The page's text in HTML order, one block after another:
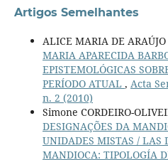
Artigos Semelhantes
ALICE MARIA DE ARAÚJO
MARIA APARECIDA
EPISTEMOLÓGICAS
PERÍODO ATUAL , Acta
n. 2 (2010)
Simone CORDEIRO-
DESIGNAÇÕES DA
UNIDADES MISTAS / LAS
MANDIOCA: TIPOLOGÍA